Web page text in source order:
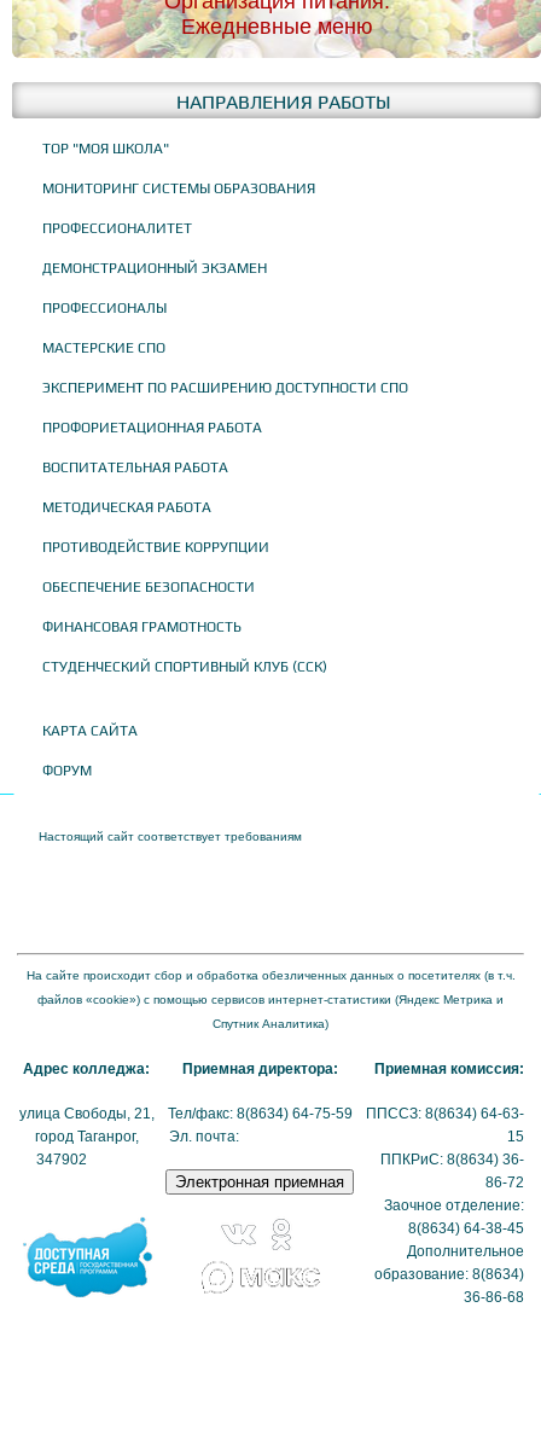
Ежедневные меню
НАПРАВЛЕНИЯ РАБОТЫ
ТОР "МОЯ ШКОЛА"
МОНИТОРИНГ СИСТЕМЫ ОБРАЗОВАНИЯ
ПРОФЕССИОНАЛИТЕТ
ДЕМОНСТРАЦИОННЫЙ ЭКЗАМЕН
ПРОФЕССИОНАЛЫ
МАСТЕРСКИЕ СПО
ЭКСПЕРИМЕНТ ПО РАСШИРЕНИЮ ДОСТУПНОСТИ СПО
ПРОФОРИЕТАЦИОННАЯ РАБОТА
ВОСПИТАТЕЛЬНАЯ РАБОТА
МЕТОДИЧЕСКАЯ РАБОТА
ПРОТИВОДЕЙСТВИЕ КОРРУПЦИИ
ОБЕСПЕЧЕНИЕ БЕЗОПАСНОСТИ
ФИНАНСОВАЯ ГРАМОТНОСТЬ
СТУДЕНЧЕСКИЙ СПОРТИВНЫЙ КЛУБ (ССК)
КАРТА САЙТА
ФОРУМ
Настоящий сайт соответствует требованиям
На сайте происходит сбор и обработка обезличенных данных о посетителях (в т.ч.
файлов «cookie») с помощью сервисов интернет-статистики (Яндекс Метрика и
Спутник Аналитика)
Адрес колледжа:
улица Свободы, 21,
город Таганрог,
347902
Приемная директора:
Тел/факс: 8(8634) 64-75-59
Эл. почта:
Приемная комиссия:
ППССЗ: 8(8634) 64-63-
15
ППКРиС: 8(8634) 36-
86-72
Заочное отделение:
8(8634) 64-38-45
Дополнительное
образование: 8(8634)
36-86-68